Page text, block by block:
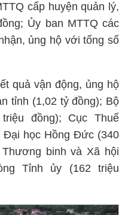
cấp huyện quản lý,
Ủy ban MTTQ các
ủng hộ với tổng số
quả vận động, ủng hộ
tỉnh (1,02 tỷ đồng); Bộ
đồng); Cục Thuế
Đại học Hồng Đức (340
binh và Xã hội
Tỉnh ủy (162 triệu